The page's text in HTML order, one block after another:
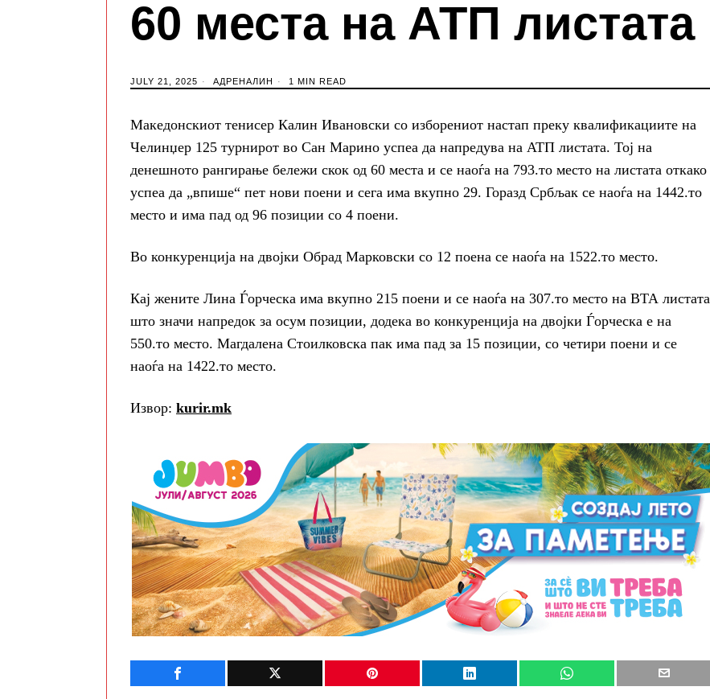
60 места на АТП листата
JULY 21, 2025 АДРЕНАЛИН 1 MIN READ
Македонскиот тенисер Калин Ивановски со изборениот настап преку квалификациите на
Челинџер 125 турнирот во Сан Марино успеа да напредува на АТП листата. Тој на
денешното рангирање бележи скок од 60 места и се наоѓа на 793.то место на листата откако
успеа да „впише“ пет нови поени и сега има вкупно 29. Горазд Србљак се наоѓа на 1442.то
место и има пад од 96 позиции со 4 поени.
Во конкуренција на двојки Обрад Марковски со 12 поена се наоѓа на 1522.то место.
Кај жените Лина Ѓорческа има вкупно 215 поени и се наоѓа на 307.то место на ВТА листата
што значи напредок за осум позиции, додека во конкуренција на двојки Ѓорческа е на
550.то место. Магдалена Стоилковска пак има пад за 15 позиции, со четири поени и се
наоѓа на 1422.то место.
Извор: kurir.mk